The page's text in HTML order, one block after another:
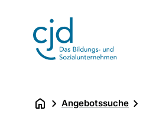
Angebotssuche